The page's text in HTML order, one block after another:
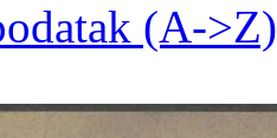
(A->Z)